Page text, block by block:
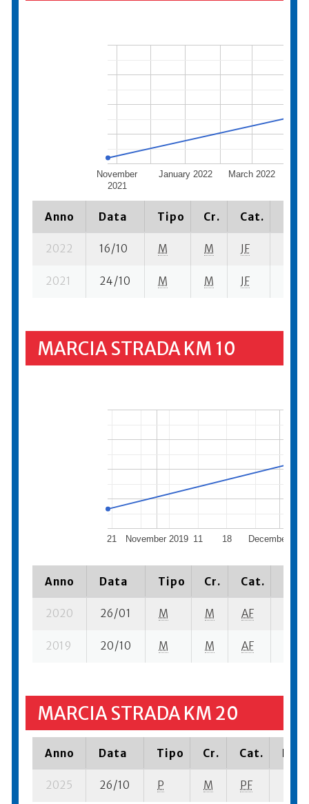
November
2021
January 2022 March 2022
Anno Data Tipo Cr. Cat.
2022 16/10 M M JF
2021 24/10 M M JF
MARCIA STRADA KM 10
November 2019 December
21 11 18
Anno Data Tipo Cr. Cat.
2020 26/01 M M AF
2019 20/10 M M AF
MARCIA STRADA KM 20
Anno Data Tipo Cr. Cat.
2025 26/10 P M PF